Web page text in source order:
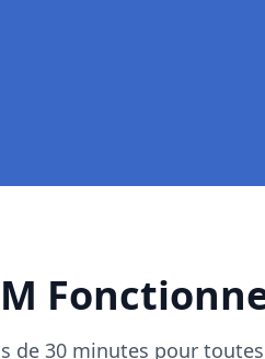
de 30 minutes pour